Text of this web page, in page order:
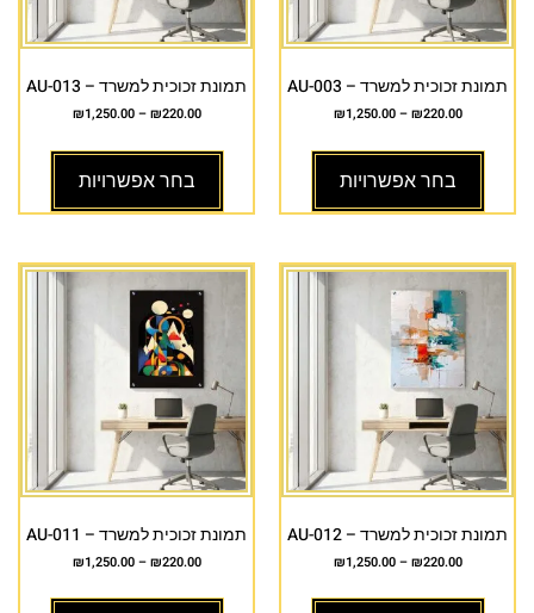
תמונת זכוכית למשרד – AU-003
₪220.00
–
₪1,250.00
בחר אפשרויות
תמונת זכוכית למשרד – AU-013
₪220.00
–
₪1,250.00
בחר אפשרויות
תמונת זכוכית למשרד – AU-012
₪220.00
–
₪1,250.00
תמונת זכוכית למשרד – AU-011
₪220.00
–
₪1,250.00